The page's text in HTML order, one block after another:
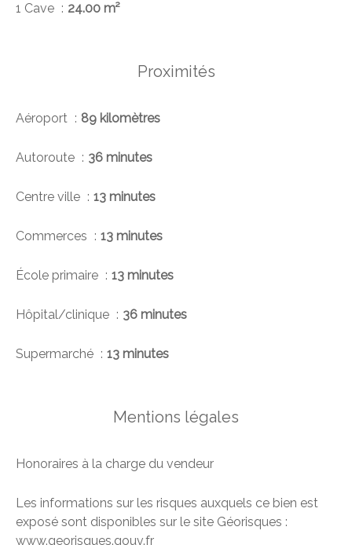
1 Cave 24.00 m²
Proximités
Aéroport 89 kilomètres
Autoroute 36 minutes
Centre ville 13 minutes
Commerces 13 minutes
École primaire 13 minutes
Hôpital/clinique 36 minutes
Supermarché 13 minutes
Mentions légales
Honoraires à la charge du vendeur
Les informations sur les risques auxquels ce bien est
exposé sont disponibles sur le site Géorisques :
www.georisques.gouv.fr